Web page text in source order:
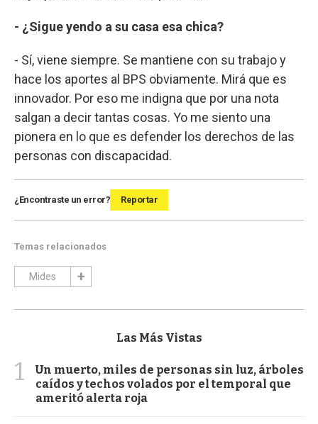
- ¿Sigue yendo a su casa esa chica?
- Sí, viene siempre. Se mantiene con su trabajo y
hace los aportes al BPS obviamente. Mirá que es
innovador. Por eso me indigna que por una nota
salgan a decir tantas cosas. Yo me siento una
pionera en lo que es defender los derechos de las
personas con discapacidad.
¿Encontraste un error? Reportar
Temas relacionados
Mides
Las Más Vistas
1
Un muerto, miles de personas sin luz, árboles
caídos y techos volados por el temporal que
ameritó alerta roja